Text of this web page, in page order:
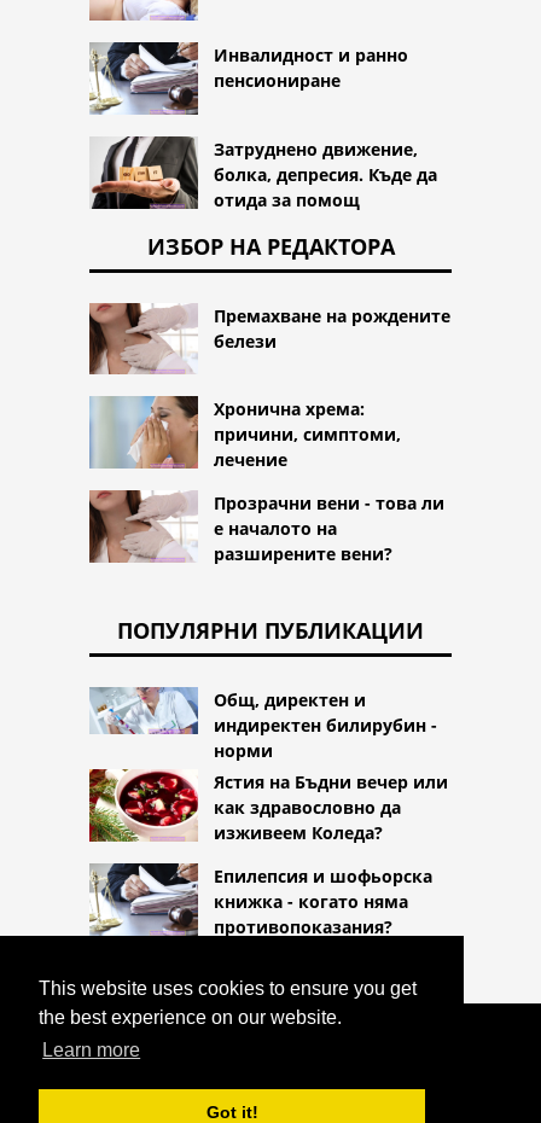
This website uses cookies to ensure you get
the best experience on our website.
Learn more
Got it!
Инвалидност и ранно
пенсиониране
Затруднено движение,
болка, депресия. Къде да
отида за помощ
ИЗБОР НА РЕДАКТОРА
Премахване на рождените
белези
Хронична хрема:
причини, симптоми,
лечение
Прозрачни вени - това ли
е началото на
разширените вени?
ПОПУЛЯРНИ ПУБЛИКАЦИИ
Общ, директен и
индиректен билирубин -
норми
Ястия на Бъдни вечер или
как здравословно да
изживеем Коледа?
Епилепсия и шофьорска
книжка - когато няма
противопоказания?
ИЗБЕЛВАЩИ ПОРЦЕЛАНОВИ ФАСЕТИ?